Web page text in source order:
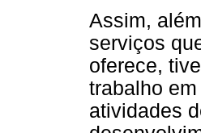
Assim,
serviços
oferece,
trabalho
atividades